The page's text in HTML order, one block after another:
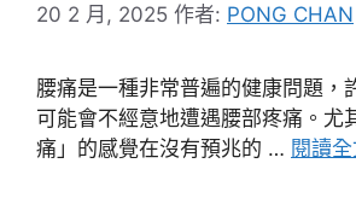
20 2 月, 2025 作者: PONG CHAN
腰痛是一種非常普遍的健康問題，
可能會不經意地遭遇腰部疼痛。尤
痛」的感覺在沒有預兆的 … 閱讀